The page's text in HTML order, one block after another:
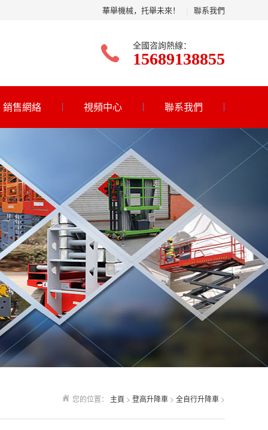
華舉機械，托舉未來！ 聯系我們
全國咨詢熱線：
15689138855
銷售網絡 視頻中心 聯系我們
您的位置： 主頁 > 登高升降車 > 全自行升降車 >